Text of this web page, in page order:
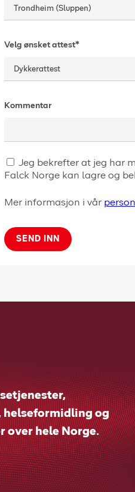
Velg ønsket attest*
Kommentar
Falck Norge kan lagre og
Mer informasjon i vår
SEND INN
helseformidling og
over hele Norge.